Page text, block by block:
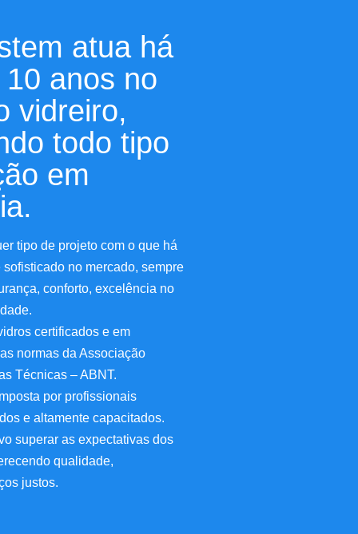
atua há
anos no
vidreiro,
todo tipo
em
tipo de projeto com o que há
no mercado, sempre
conforto, excelência no
certificados e em
normas da Associação
Técnicas – ABNT.
por profissionais
e altamente capacitados.
superar as expectativas dos
qualidade,
justos.